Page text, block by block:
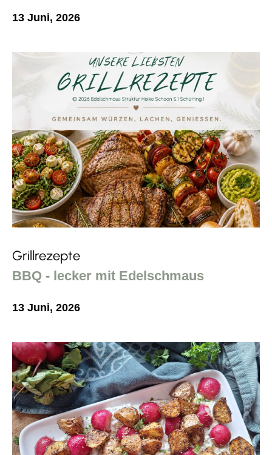
13 Juni, 2026
Grillrezepte
BBQ - lecker mit Edelschmaus
13 Juni, 2026